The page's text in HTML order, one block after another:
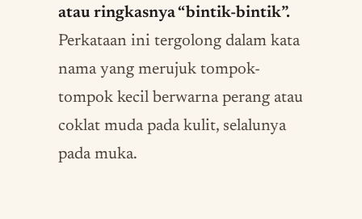
atau ringkasnya “bintik-bintik”.
Perkataan ini tergolong dalam kata
nama yang merujuk tompok-
tompok kecil berwarna perang atau
coklat muda pada kulit, selalunya
pada muka.